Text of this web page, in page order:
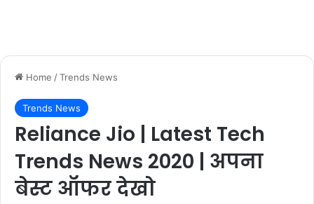
Home /Trends News
Trends News
Reliance Jio | Latest Tech
Trends News 2020 | अपना
बेस्ट ऑफर देखो